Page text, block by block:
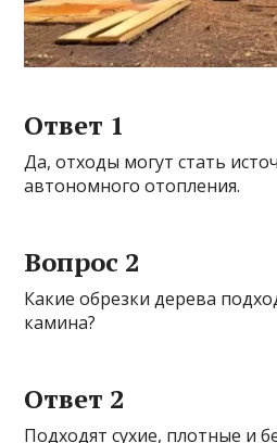
Ответ 1
Да, отходы могут стать
автономного отопления.
Вопрос 2
Какие обрезки дерева
камина?
Ответ 2
Подходят сухие, плотные и